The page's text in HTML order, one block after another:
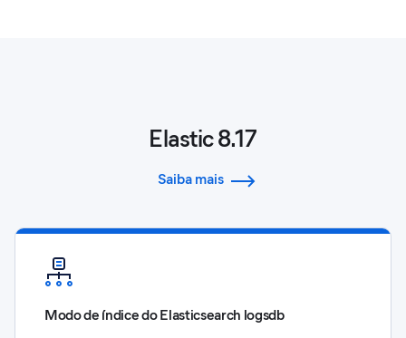
Elastic 8.17
Saiba mais
Modo de índice do Elasticsearch logsdb